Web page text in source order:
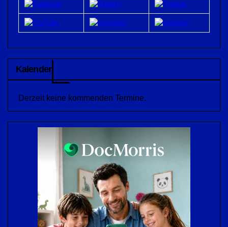
Kalender
Derzeit keine kommenden Termine.